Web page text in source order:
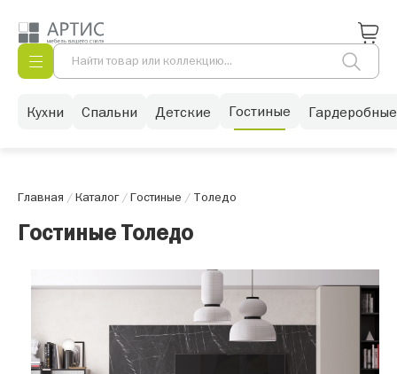
Кухни Спальни Детские Гостиные Гардеробные
Главная /Каталог/Гостиные / Толедо
Гостиные Толедо